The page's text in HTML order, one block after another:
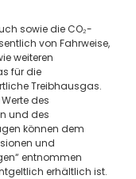
sowie die CO₂-
von Fahrweise,
weiteren
für die
Treibhausgas.
des
und des
können dem
und
entnommen
erhältlich ist.